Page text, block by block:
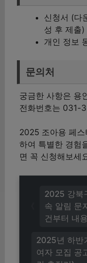
신청서 (다
성 후 제출)
개인 정보
문의처
궁금한 사항은 용
전화번호는 031-
2025 조아용 페스
하여 특별한 경험
면 꼭 신청해보세
2025년 하반
여자 모집 공
2025 강북
속 알림 문
건부터 내